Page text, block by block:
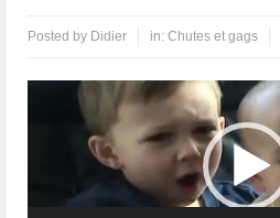
Posted by Didier in:Chutes et gags
Lecteur